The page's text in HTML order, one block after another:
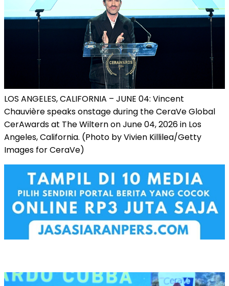
LOS ANGELES, CALIFORNIA – JUNE 04: Vincent
Chauvière speaks onstage during the CeraVe Global
CerAwards at The Wiltern on June 04, 2026 in Los
Angeles, California. (Photo by Vivien Killilea/Getty
Images for CeraVe)